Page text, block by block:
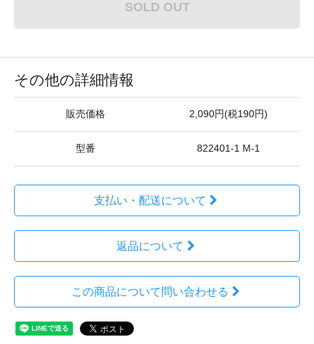
SOLD OUT
その他の詳細情報
販売価格 2,090円(税190円)
型番 822401-1 M-1
支払い・配送について
返品について
この商品について問い合わせる